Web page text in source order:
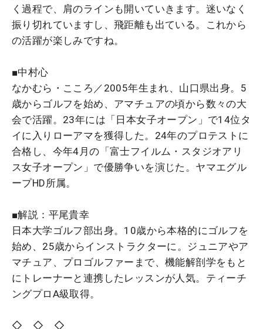
く過程で、肩のラインも開いていきます。迷いなく
振り切れていますし、飛距離も出ている。これから
の活躍が楽しみですね。
■中村心
なかむら・こころ／2005年生まれ、山口県出身。5
歳からゴルフを始め、アマチュアの頃から数々の大
会で活躍。23年には「日本女子オープン」で14位タ
イに入りローアマを獲得した。24年のプロテストに
合格し、今年4月の「富士フイルム・スタジオアリ
ス女子オープン」で優勝争いを演じた。ヤマエグル
ープHD所属。
■解説：平尾貴幸
日本大学ゴルフ部出身。10歳から本格的にゴルフを
始め、25歳からインストラクターに。ジュニアやア
マチュア、プロゴルファーまで、機能解剖学をもと
にトレーナーと連携したレッスンが人気。 ティーチ
ングプロA級取得。
◇ ◇ ◇